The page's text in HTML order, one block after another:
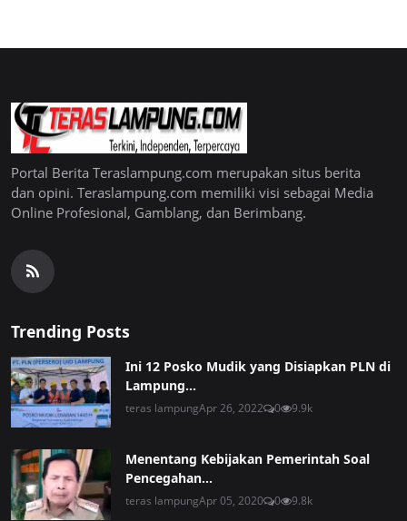
Portal Berita Teraslampung.com merupakan situs berita
dan opini. Teraslampung.com memiliki visi sebagai Media
Online Profesional, Gamblang, dan Berimbang.
Trending Posts
Ini 12 Posko Mudik yang Disiapkan PLN di
Lampung...
teras lampungApr 26, 2022 0 9.9k
Menentang Kebijakan Pemerintah Soal
Pencegahan...
teras lampungApr 05, 2020 0 9.8k